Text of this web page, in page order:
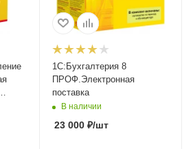
1С:Бухгалтерия 8
ПРОФ.Электронная
поставка
В наличии
23 000₽/шт